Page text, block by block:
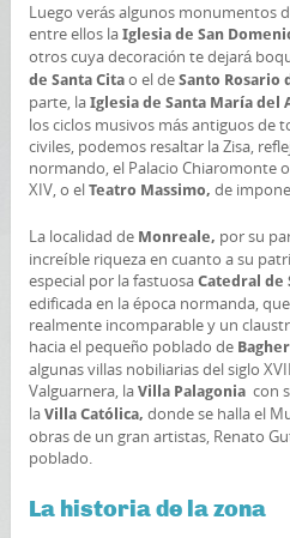
Luego verás algunos monumentos
entre ellos la Iglesia de San
otros cuya decoración te dejará
de Santa Citao el de Santo Rosario
parte, la Iglesia de Santa María del
los ciclos musivos más antiguos de
civiles, podemos resaltar la Zisa,
normando, el Palacio Chiaromonte
XIV, o el Teatro Massimo, de
La localidad de Monreale, por su
increíble riqueza en cuanto a su
especial por la fastuosa Catedral de
edificada en la época normanda,
realmente incomparable y un
hacia el pequeño poblado de
algunas villas nobiliarias del siglo
Valguarnera, la Villa Palagonia con
la Villa Católica, donde se halla el
obras de un gran artistas, Renato
poblado.
La historia de la zona